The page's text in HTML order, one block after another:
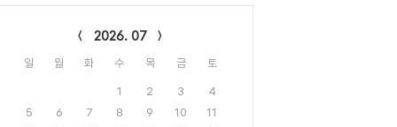
2026. 07
일 월 화 수 목 금 토
1 2 3
4
5
6 7 8 9 10
11